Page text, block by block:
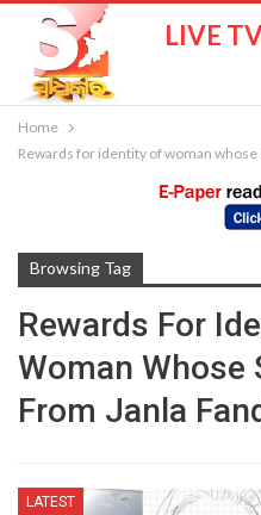
LIVE
Home
Rewards for identity of woman
Browsing Tag
Rewards For
Woman Whose
From Janla
LATEST